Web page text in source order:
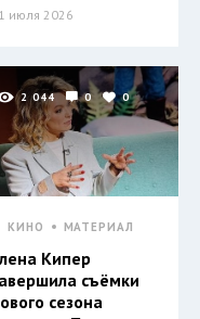
июля 2026
2 044 0 0
КИНО МАТЕРИАЛ
Кипер
съёмки
сезона